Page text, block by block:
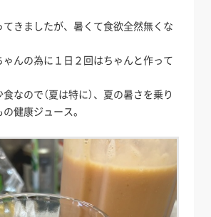
きましたが、暑くて食欲全然無くな
んの為に１日２回はちゃんと作って
なので（夏は特に）、夏の暑さを乗り
健康ジュース。